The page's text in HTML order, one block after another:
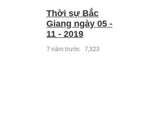
Thời sự Bắc
Giang ngày 05 -
11 - 2019
7 năm trước 7,323